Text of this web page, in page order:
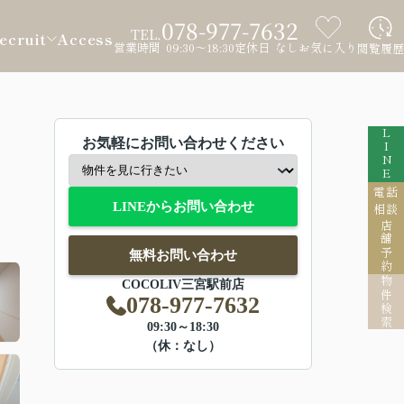
Access TEL.078-977-7632
営業時間 09:30～18:30定休日 なし お気に入り 閲覧履歴
LINE
電話
相談
店舗予約
物件検索
お気軽にお問い合わせください
LINEからお問い合わせ
無料お問い合わせ
COCOLIV三宮駅前店
078-977-7632
09:30～18:30
（休：なし）